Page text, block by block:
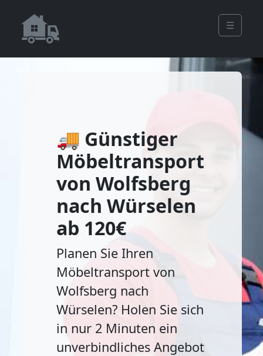
☰
🚚 Günstiger
Möbeltransport
von Wolfsberg
nach Würselen
ab 120€
Planen Sie Ihren
Möbeltransport von
Wolfsberg nach
Würselen? Holen Sie sich
in nur 2 Minuten ein
unverbindliches Angebot